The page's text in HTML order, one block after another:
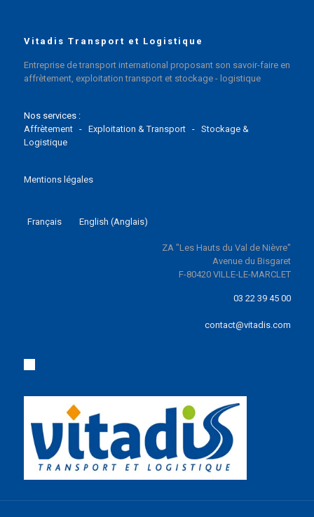
Vitadis Transport et Logistique
Entreprise de transport international proposant son savoir-faire en
affrètement, exploitation transport et stockage - logistique
Nos services :
Affrètement- Exploitation & Transport- Stockage &
Logistique
Mentions légales
Français English (Anglais)
ZA "Les Hauts du Val de Nièvre"
Avenue du Bisgaret
F-80420 VILLE-LE-MARCLET
03 22 39 45 00
contact@vitadis.com